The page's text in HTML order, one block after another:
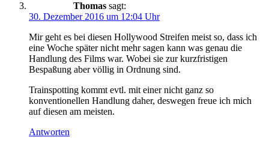
Thomas sagt:
30. Dezember 2016 um 12:04 Uhr
Mir geht es bei diesen Hollywood Streifen meist so, dass ich
eine Woche später nicht mehr sagen kann was genau die
Handlung des Films war. Wobei sie zur kurzfristigen
Bespaßung aber völlig in Ordnung sind.
Trainspotting kommt evtl. mit einer nicht ganz so
konventionellen Handlung daher, deswegen freue ich mich
auf diesen am meisten.
Antworten